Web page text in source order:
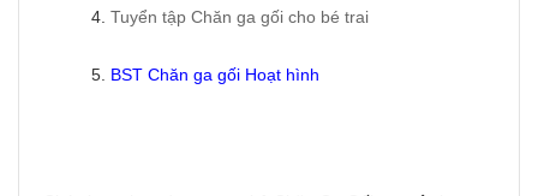
4. Tuyển tập Chăn ga gối cho bé trai
5. BST Chăn ga gối Hoạt hình